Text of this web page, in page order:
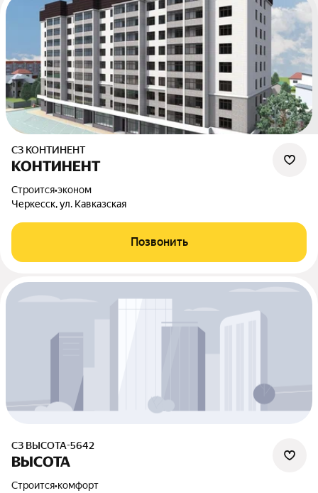
СЗ КОНТИНЕНТ
КОНТИНЕНТ
Строится•эконом
Черкесск, ул. Кавказская
Позвонить
СЗ ВЫСОТА-5642
ВЫСОТА
Строится•комфорт